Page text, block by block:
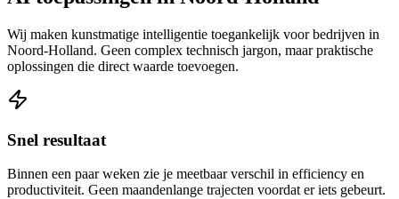
Wij maken kunstmatige intelligentie toegankelijk voor bedrijven in
Noord-Holland. Geen complex technisch jargon, maar praktische
oplossingen die direct waarde toevoegen.
Snel resultaat
Binnen een paar weken zie je meetbaar verschil in efficiency en
productiviteit. Geen maandenlange trajecten voordat er iets gebeurt.